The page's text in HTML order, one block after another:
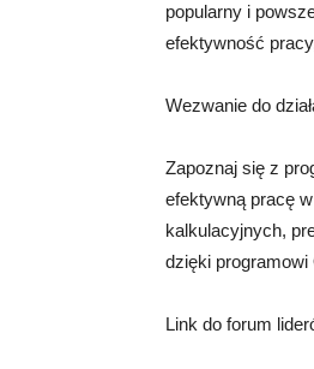
popularny i
efektywność
Wezwanie do
Zapoznaj się z
efektywną pracę
kalkulacyjnych,
dzięki programowi
Link do forum